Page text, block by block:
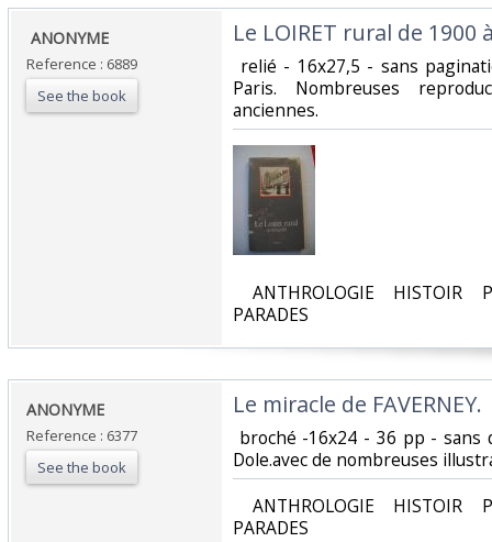
‎ ANONYME‎
Reference : 6889
See the book
‎Le LOIRET rural de 1900
relié - 16x27,5 - sans
Paris. Nombreuses
anciennes. ‎
ANTHROLOGIE HISTOIR
PARADES‎
‎ANONYME‎
Reference : 6377
See the book
‎Le miracle de FAVERNEY.‎
broché -16x24 - 36 pp - sans
Dole.avec de nombreuses
ANTHROLOGIE HISTOIR
PARADES‎